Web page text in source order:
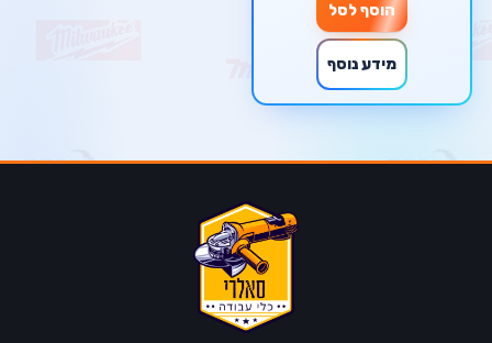
הוסף לסל
מידע נוסף